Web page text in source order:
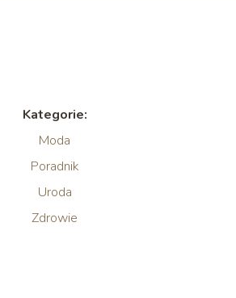
Kategorie:
Moda
Poradnik
Uroda
Zdrowie